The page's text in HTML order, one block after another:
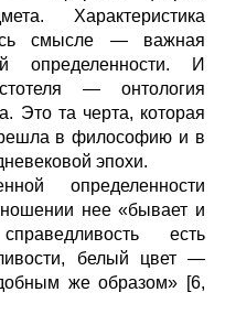
Характеристика
смысле — важная
определенности. И
— онтология
Это та черта, которая
в философию и в
эпохи.
определенности
нее «бывает и
есть
белый цвет —
же образом» [6,